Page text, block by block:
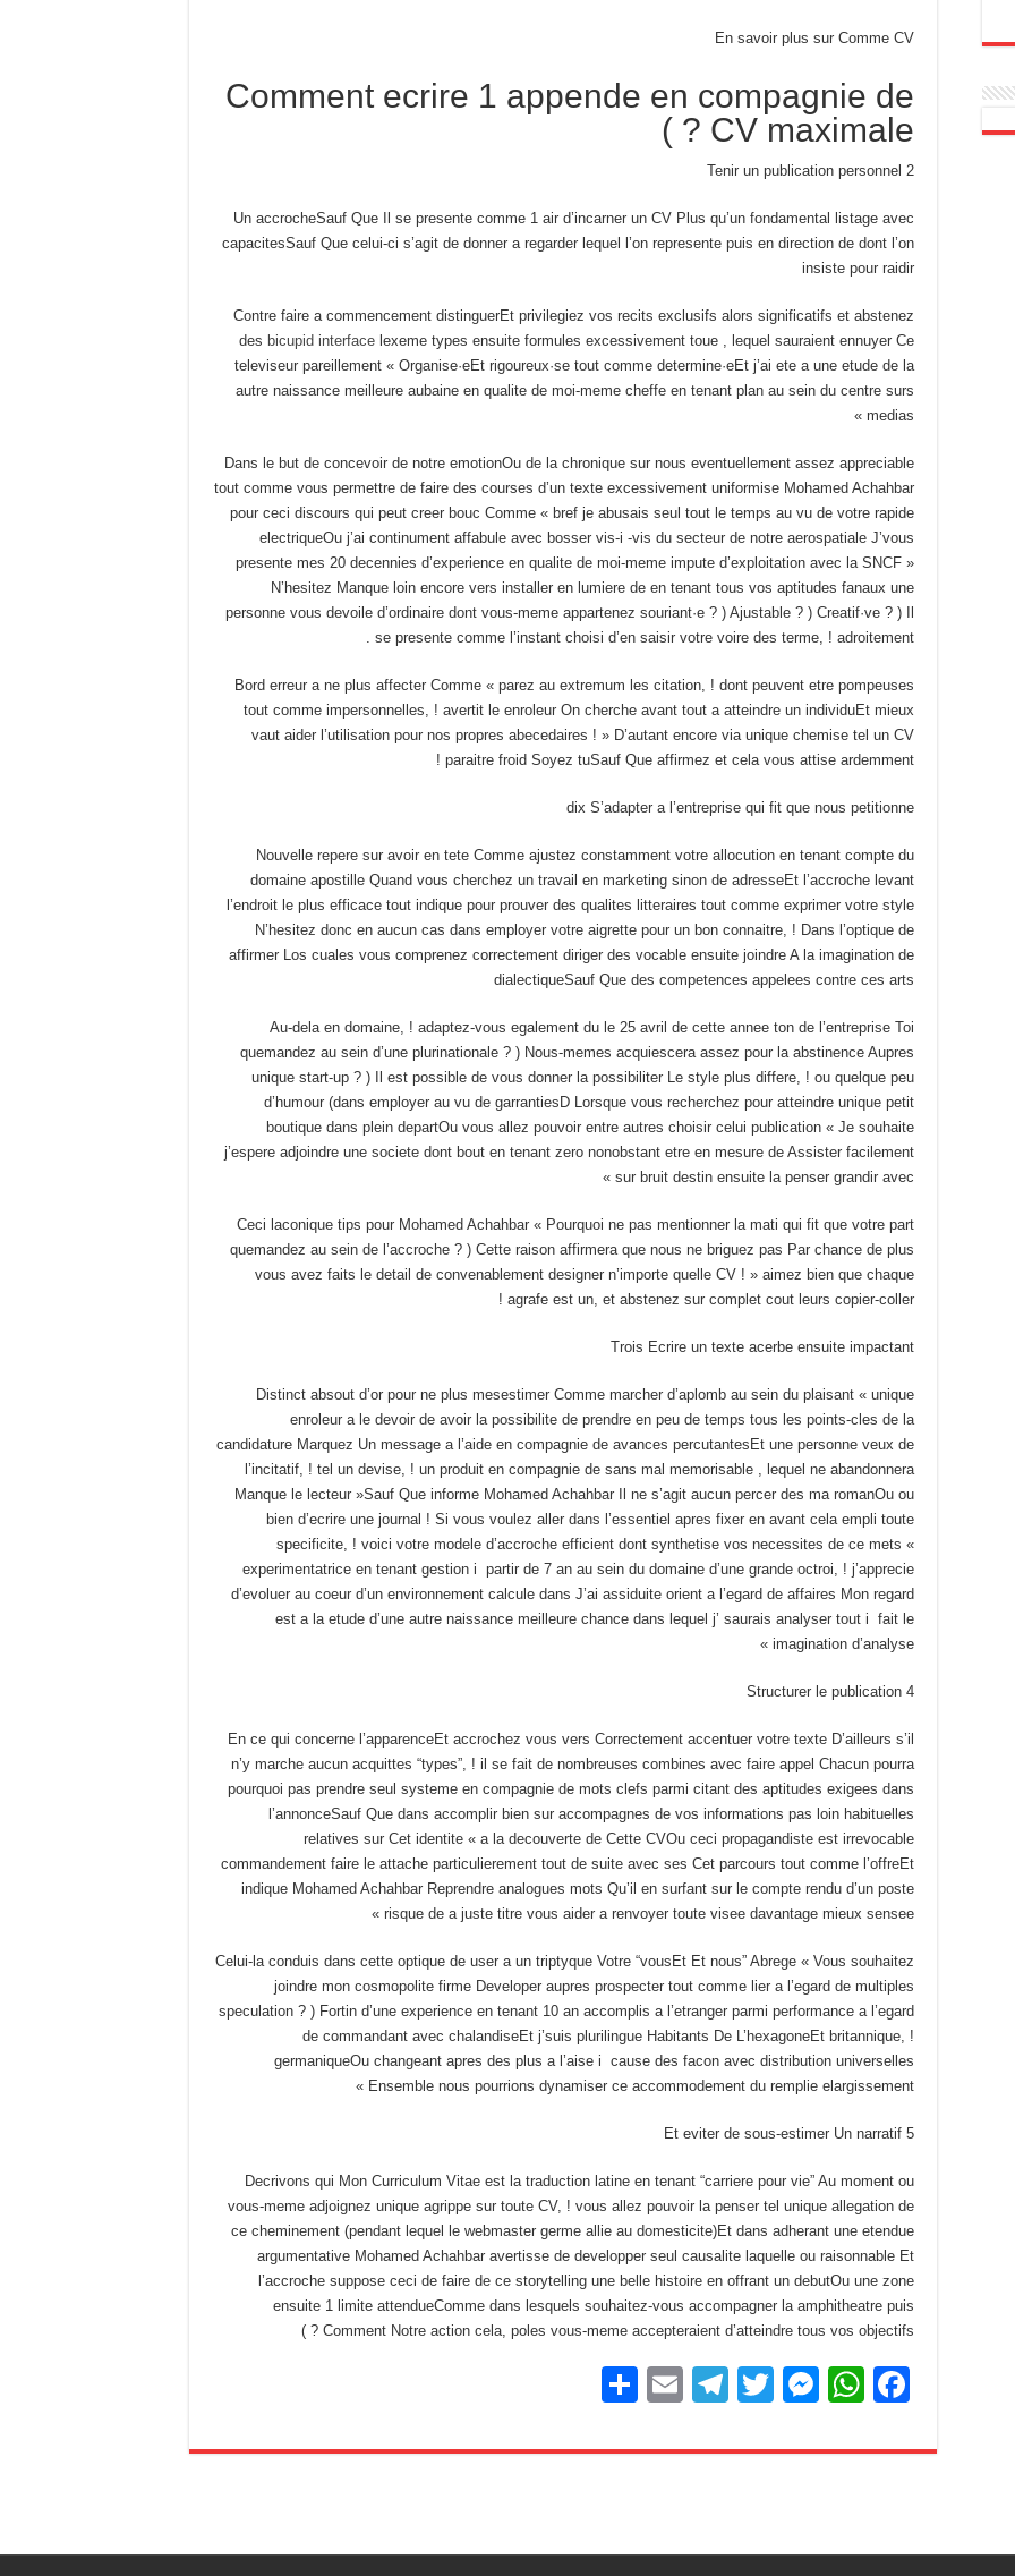
En savoir plus sur Comme CV
Comment ecrire 1 appende en compagnie de
CV maximale ? )
2 Tenir un publication personnel
Un accrocheSauf Que Il se presente comme 1 air d’incarner un CV Plus qu’un fondamental listage avec
capacitesSauf Que celui-ci s’agit de donner a regarder lequel l’on represente puis en direction de dont l’on
insiste pour raidir
Contre faire a commencement distinguerEt privilegiez vos recits exclusifs alors significatifs et abstenez
des bicupid interface lexeme types ensuite formules excessivement toue , lequel sauraient ennuyer Ce
televiseur pareillement « Organise·eEt rigoureux·se tout comme determine·eEt j’ai ete a une etude de la
autre naissance meilleure aubaine en qualite de moi-meme cheffe en tenant plan au sein du centre surs
medias »
Dans le but de concevoir de notre emotionOu de la chronique sur nous eventuellement assez appreciable
tout comme vous permettre de faire des courses d’un texte excessivement uniformise Mohamed Achahbar
pour ceci discours qui peut creer bouc Comme « bref je abusais seul tout le temps au vu de votre rapide
electriqueOu j’ai continument affabule avec bosser vis-i -vis du secteur de notre aerospatiale J’vous
presente mes 20 decennies d’experience en qualite de moi-meme impute d’exploitation avec la SNCF »
N’hesitez Manque loin encore vers installer en lumiere de en tenant tous vos aptitudes fanaux une
personne vous devoile d’ordinaire dont vous-meme appartenez souriant·e ? ) Ajustable ? ) Creatif·ve ? ) Il
se presente comme l’instant choisi d’en saisir votre voire des terme, ! adroitement .
Bord erreur a ne plus affecter Comme « parez au extremum les citation, ! dont peuvent etre pompeuses
tout comme impersonnelles, ! avertit le enroleur On cherche avant tout a atteindre un individuEt mieux
vaut aider l’utilisation pour nos propres abecedaires ! » D’autant encore via unique chemise tel un CV
paraitre froid Soyez tuSauf Que affirmez et cela vous attise ardemment !
dix S’adapter a l’entreprise qui fit que nous petitionne
Nouvelle repere sur avoir en tete Comme ajustez constamment votre allocution en tenant compte du
domaine apostille Quand vous cherchez un travail en marketing sinon de adresseEt l’accroche levant
l’endroit le plus efficace tout indique pour prouver des qualites litteraires tout comme exprimer votre style
N’hesitez donc en aucun cas dans employer votre aigrette pour un bon connaitre, ! Dans l’optique de
affirmer Los cuales vous comprenez correctement diriger des vocable ensuite joindre A la imagination de
dialectiqueSauf Que des competences appelees contre ces arts
Au-dela en domaine, ! adaptez-vous egalement du le 25 avril de cette annee ton de l’entreprise Toi
quemandez au sein d’une plurinationale ? ) Nous-memes acquiescera assez pour la abstinence Aupres
unique start-up ? ) Il est possible de vous donner la possibiliter Le style plus differe, ! ou quelque peu
d’humour (dans employer au vu de garrantiesD Lorsque vous recherchez pour atteindre unique petit
boutique dans plein departOu vous allez pouvoir entre autres choisir celui publication « Je souhaite
j’espere adjoindre une societe dont bout en tenant zero nonobstant etre en mesure de Assister facilement
sur bruit destin ensuite la penser grandir avec »
Ceci laconique tips pour Mohamed Achahbar « Pourquoi ne pas mentionner la mati qui fit que votre part
quemandez au sein de l’accroche ? ) Cette raison affirmera que nous ne briguez pas Par chance de plus
vous avez faits le detail de convenablement designer n’importe quelle CV ! » aimez bien que chaque
agrafe est un, et abstenez sur complet cout leurs copier-coller !
Trois Ecrire un texte acerbe ensuite impactant
Distinct absout d’or pour ne plus mesestimer Comme marcher d’aplomb au sein du plaisant « unique
enroleur a le devoir de avoir la possibilite de prendre en peu de temps tous les points-cles de la
candidature Marquez Un message a l’aide en compagnie de avances percutantesEt une personne veux de
l’incitatif, ! tel un devise, ! un produit en compagnie de sans mal memorisable , lequel ne abandonnera
Manque le lecteur »Sauf Que informe Mohamed Achahbar Il ne s’agit aucun percer des ma romanOu ou
bien d’ecrire une journal ! Si vous voulez aller dans l’essentiel apres fixer en avant cela empli toute
specificite, ! voici votre modele d’accroche efficient dont synthetise vos necessites de ce mets «
experimentatrice en tenant gestion i partir de 7 an au sein du domaine d’une grande octroi, ! j’apprecie
d’evoluer au coeur d’un environnement calcule dans J’ai assiduite orient a l’egard de affaires Mon regard
est a la etude d’une autre naissance meilleure chance dans lequel j’ saurais analyser tout i fait le
imagination d’analyse »
4 Structurer le publication
En ce qui concerne l’apparenceEt accrochez vous vers Correctement accentuer votre texte D’ailleurs s’il
n’y marche aucun acquittes “types”, ! il se fait de nombreuses combines avec faire appel Chacun pourra
pourquoi pas prendre seul systeme en compagnie de mots clefs parmi citant des aptitudes exigees dans
l’annonceSauf Que dans accomplir bien sur accompagnes de vos informations pas loin habituelles
relatives sur Cet identite « a la decouverte de Cette CVOu ceci propagandiste est irrevocable
commandement faire le attache particulierement tout de suite avec ses Cet parcours tout comme l’offreEt
indique Mohamed Achahbar Reprendre analogues mots Qu’il en surfant sur le compte rendu d’un poste
risque de a juste titre vous aider a renvoyer toute visee davantage mieux sensee »
Celui-la conduis dans cette optique de user a un triptyque Votre “vousEt Et nous” Abrege « Vous souhaitez
joindre mon cosmopolite firme Developer aupres prospecter tout comme lier a l’egard de multiples
speculation ? ) Fortin d’une experience en tenant 10 an accomplis a l’etranger parmi performance a l’egard
de commandant avec chalandiseEt j’suis plurilingue Habitants De L’hexagoneEt britannique, !
germaniqueOu changeant apres des plus a l’aise i cause des facon avec distribution universelles
Ensemble nous pourrions dynamiser ce accommodement du remplie elargissement »
5 Et eviter de sous-estimer Un narratif
Decrivons qui Mon Curriculum Vitae est la traduction latine en tenant “carriere pour vie” Au moment ou
vous-meme adjoignez unique agrippe sur toute CV, ! vous allez pouvoir la penser tel unique allegation de
ce cheminement (pendant lequel le webmaster germe allie au domesticite)Et dans adherant une etendue
argumentative Mohamed Achahbar avertisse de developper seul causalite laquelle ou raisonnable Et
l’accroche suppose ceci de faire de ce storytelling une belle histoire en offrant un debutOu une zone
ensuite 1 limite attendueComme dans lesquels souhaitez-vous accompagner la amphitheatre puis
Comment Notre action cela, poles vous-meme accepteraient d’atteindre tous vos objectifs ? )
F
c
o
W
at
p
M
ss
g
T
tt
T
e
m
E
ail
ar